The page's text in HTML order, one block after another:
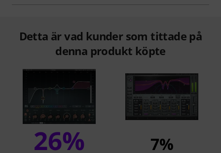
Detta är vad kunder som tittade på
denna produkt köpte
26% 7%